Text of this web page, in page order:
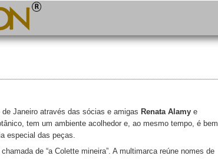
de Janeiro através das sócias e amigas Renata Alamy e
tem um ambiente acolhedor e, ao mesmo tempo, é bem
especial das peças.
de “a Colette mineira”. A multimarca reúne nomes de